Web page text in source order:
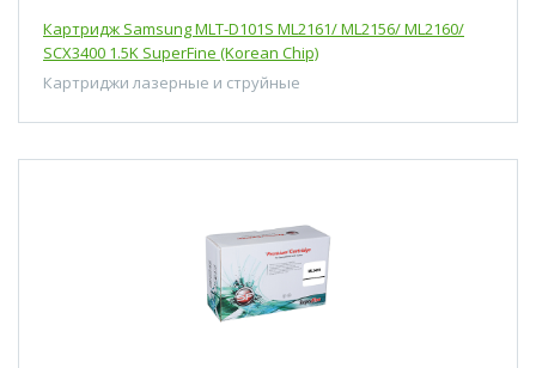
Картридж Samsung MLT-D101S ML2161/ ML2156/ ML2160/
SCX3400 1.5K SuperFine (Korean Chip)
Картриджи лазерные и струйные